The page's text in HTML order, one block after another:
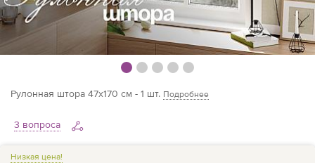
Рулонная штора 47х170 см - 1 шт. Подробнее
3 вопроса
Низкая цена!